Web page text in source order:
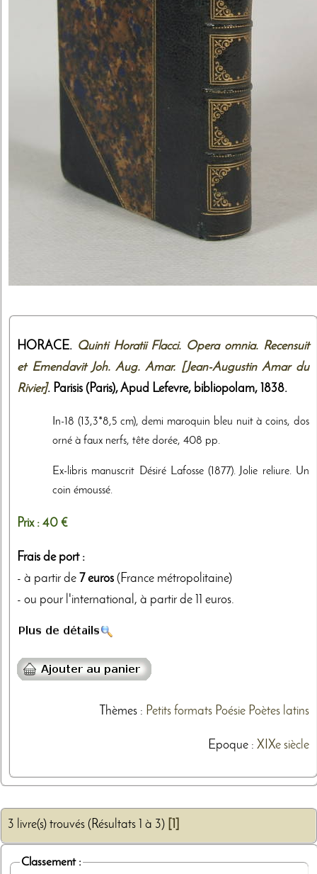
HORACE. Quinti Horatii Flacci. Opera omnia. Recensuit
et Emendavit Joh. Aug. Amar. [Jean-Augustin Amar du
Rivier]. Parisis (Paris),Apud Lefevre, bibliopolam, 1838.
In-18 (13,3*8,5 cm), demi maroquin bleu nuit à coins, dos
orné à faux nerfs, tête dorée, 408 pp.
Ex-libris manuscrit Désiré Lafosse (1877). Jolie reliure. Un
coin émoussé.
Prix : 40 €
Frais de port :
- à partir de 7 euros (France métropolitaine)
- ou pour l'international, à partir de 11 euros.
Thèmes: Petits formats Poésie Poètes latins
Epoque : XIXe siècle
3 livre(s) trouvés (Résultats 1 à 3) [1]
Classement :